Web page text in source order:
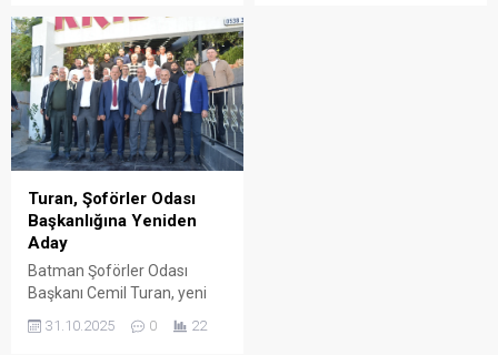
Samimi bir atmosferde
gerçekleşen görüşmede,
eğitim camiası ile esnafı
ilgilendiren güncel konular
ele alındı.
Turan, Şoförler Odası
Başkanlığına Yeniden
Aday
Batman Şoförler Odası
Başkanı Cemil Turan, yeni
dönem için yeniden aday
olduğunu duyurdu.
31.10.2025 0 22